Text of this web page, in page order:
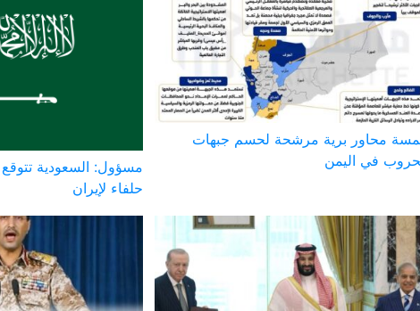
محاور برية مرشحة لحسم جبهات
في اليمن
مسؤول: السعودية
حلفاء لإيران